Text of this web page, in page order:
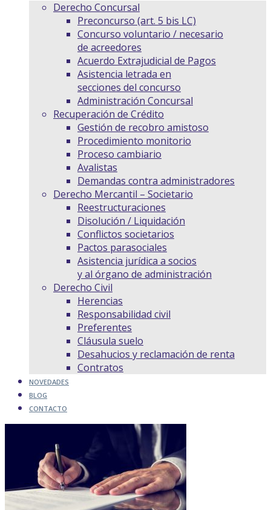
Derecho Concursal
Preconcurso (art. 5 bis LC)
Concurso voluntario / necesario
de acreedores
Acuerdo Extrajudicial de Pagos
Asistencia letrada en
secciones del concurso
Administración Concursal
Recuperación de Crédito
Gestión de recobro amistoso
Procedimiento monitorio
Proceso cambiario
Avalistas
Demandas contra administradores
Derecho Mercantil – Societario
Reestructuraciones
Disolución / Liquidación
Conflictos societarios
Pactos parasociales
Asistencia jurídica a socios
y al órgano de administración
Derecho Civil
Herencias
Responsabilidad civil
Preferentes
Cláusula suelo
Desahucios y reclamación de renta
Contratos
NOVEDADES
BLOG
CONTACTO